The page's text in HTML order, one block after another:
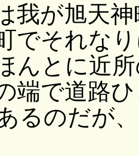
我が旭天
でそれな
んとに近
端で道路
るのだが